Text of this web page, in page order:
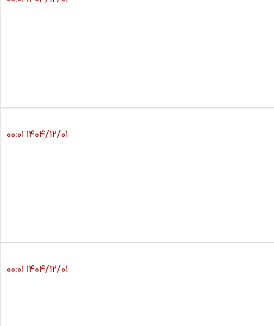
۱۴۰۴/۱۲/۰۱ ۰۰:۰۱
۱۴۰۴/۱۲/۰۱ ۰۰:۰۱